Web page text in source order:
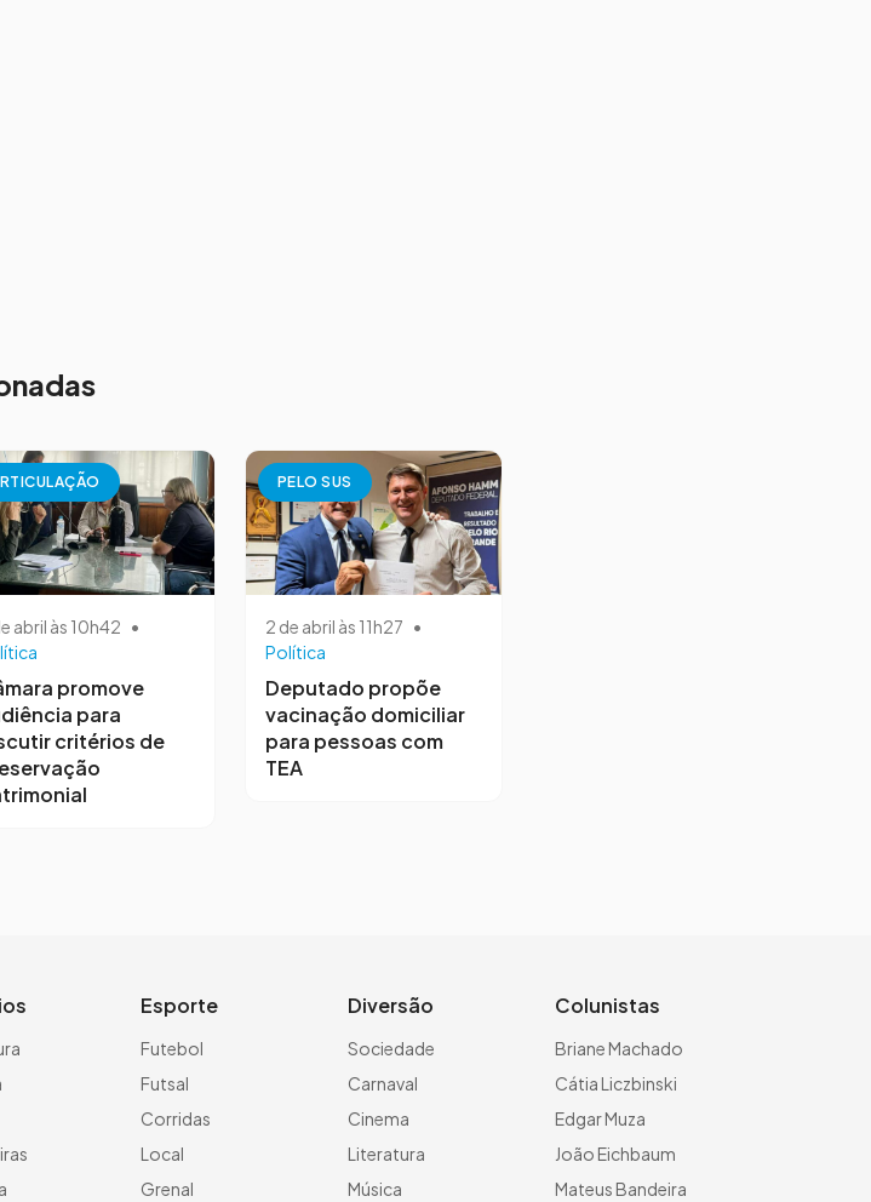
abril às 10h42 •
promove
para
critérios de
PELO SUS
2 de abril às 11h27 •
Política
Deputado propõe
vacinação domiciliar
para pessoas com
TEA
Esporte
Futebol
Futsal
Corridas
Local
Grenal
Diversão
Sociedade
Carnaval
Cinema
Literatura
Música
Colunistas
Briane Machado
Cátia Liczbinski
Edgar Muza
João Eichbaum
Mateus Bandeira